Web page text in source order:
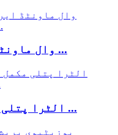
وال ماونٹڈ ایرو وینٹیلیٹو ...
الٹرا پتلی مکمل ہیٹ ایکسچین ...